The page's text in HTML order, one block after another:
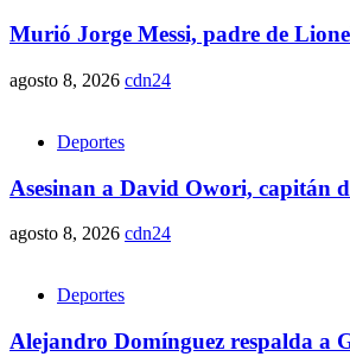
Murió Jorge Messi, padre de
agosto 8, 2026 cdn24
Deportes
Asesinan a David Owori, capitán
agosto 8, 2026 cdn24
Deportes
Alejandro Domínguez respalda a